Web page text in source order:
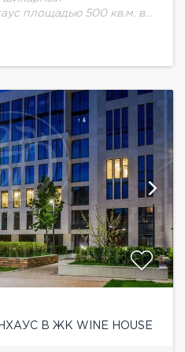
площадью 500 кв.м. в
в современном стиле.
В ЖК WINE HOUSE